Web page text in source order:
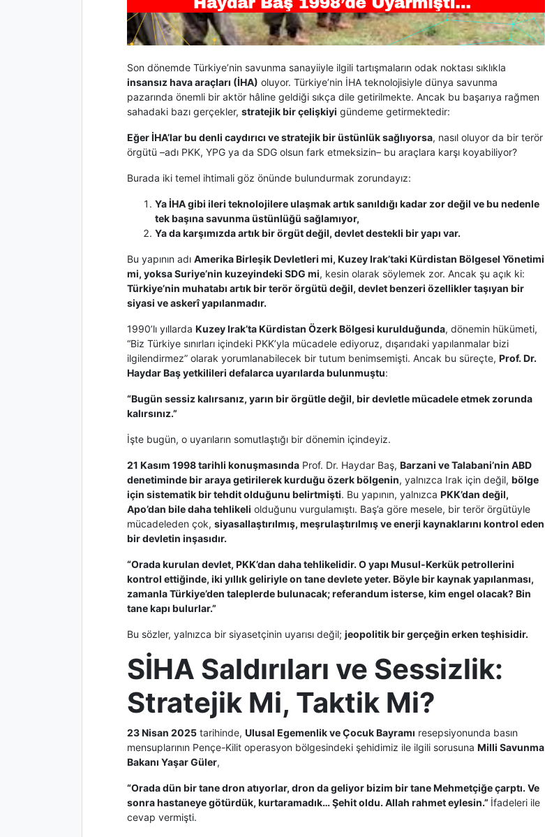
Son dönemde Türkiye’nin savunma sanayiiyle ilgili tartışmaların odak noktası sıklıkla
insansız hava araçları (İHA) oluyor. Türkiye’nin İHA teknolojisiyle dünya savunma
pazarında önemli bir aktör hâline geldiği sıkça dile getirilmekte. Ancak bu başarıya rağmen
sahadaki bazı gerçekler, stratejik bir çelişkiyi gündeme getirmektedir:
Eğer İHA’lar bu denli caydırıcı ve stratejik bir üstünlük sağlıyorsa, nasıl oluyor da bir terör
örgütü –adı PKK, YPG ya da SDG olsun fark etmeksizin– bu araçlara karşı koyabiliyor?
Burada iki temel ihtimali göz önünde bulundurmak zorundayız:
Ya İHA gibi ileri teknolojilere ulaşmak artık sanıldığı kadar zor değil ve bu nedenle
tek başına savunma üstünlüğü sağlamıyor,
Ya da karşımızda artık bir örgüt değil, devlet destekli bir yapı var.
Bu yapının adı Amerika Birleşik Devletleri mi, Kuzey Irak’taki Kürdistan Bölgesel Yönetimi
mi, yoksa Suriye’nin kuzeyindeki SDG mi, kesin olarak söylemek zor. Ancak şu açık ki:
Türkiye’nin muhatabı artık bir terör örgütü değil, devlet benzeri özellikler taşıyan bir
siyasi ve askerî yapılanmadır.
1990’lı yıllarda Kuzey Irak’ta Kürdistan Özerk Bölgesi kurulduğunda, dönemin hükümeti,
“Biz Türkiye sınırları içindeki PKK’yla mücadele ediyoruz, dışarıdaki yapılanmalar bizi
ilgilendirmez” olarak yorumlanabilecek bir tutum benimsemişti. Ancak bu süreçte, Prof. Dr.
Haydar Baş yetkilileri defalarca uyarılarda bulunmuştu:
“Bugün sessiz kalırsanız, yarın bir örgütle değil, bir devletle mücadele etmek zorunda
kalırsınız.”
İşte bugün, o uyarıların somutlaştığı bir dönemin içindeyiz.
21 Kasım 1998 tarihli konuşmasında Prof. Dr. Haydar Baş, Barzani ve Talabani’nin ABD
denetiminde bir araya getirilerek kurduğu özerk bölgenin, yalnızca Irak için değil, bölge
için sistematik bir tehdit olduğunu belirtmişti. Bu yapının, yalnızca PKK’dan değil,
Apo’dan bile daha tehlikeli olduğunu vurgulamıştı. Baş’a göre mesele, bir terör örgütüyle
mücadeleden çok, siyasallaştırılmış, meşrulaştırılmış ve enerji kaynaklarını kontrol eden
bir devletin inşasıdır.
“Orada kurulan devlet, PKK’dan daha tehlikelidir. O yapı Musul-Kerkük petrollerini
kontrol ettiğinde, iki yıllık geliriyle on tane devlete yeter. Böyle bir kaynak yapılanması,
zamanla Türkiye’den taleplerde bulunacak; referandum isterse, kim engel olacak? Bin
tane kapı bulurlar.”
Bu sözler, yalnızca bir siyasetçinin uyarısı değil; jeopolitik bir gerçeğin erken teşhisidir.
SİHA Saldırıları ve Sessizlik:
Stratejik Mi, Taktik Mi?
23 Nisan 2025 tarihinde, Ulusal Egemenlik ve Çocuk Bayramı resepsiyonunda basın
mensuplarının Pençe-Kilit operasyon bölgesindeki şehidimiz ile ilgili sorusuna Milli Savunma
Bakanı Yaşar Güler,
“Orada dün bir tane dron atıyorlar, dron da geliyor bizim bir tane Mehmetçiğe çarptı. Ve
sonra hastaneye götürdük, kurtaramadık… Şehit oldu. Allah rahmet eylesin.” İfadeleri ile
cevap vermişti.